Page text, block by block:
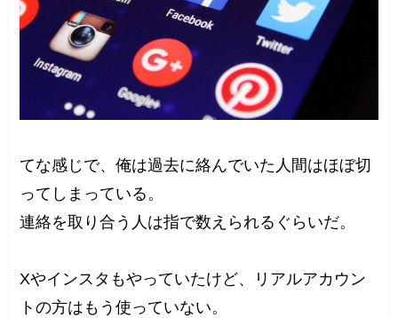
てな感じで、俺は過去に絡んでいた人間はほぼ切
ってしまっている。
連絡を取り合う人は指で数えられるぐらいだ。
Xやインスタもやっていたけど、リアルアカウン
トの方はもう使っていない。